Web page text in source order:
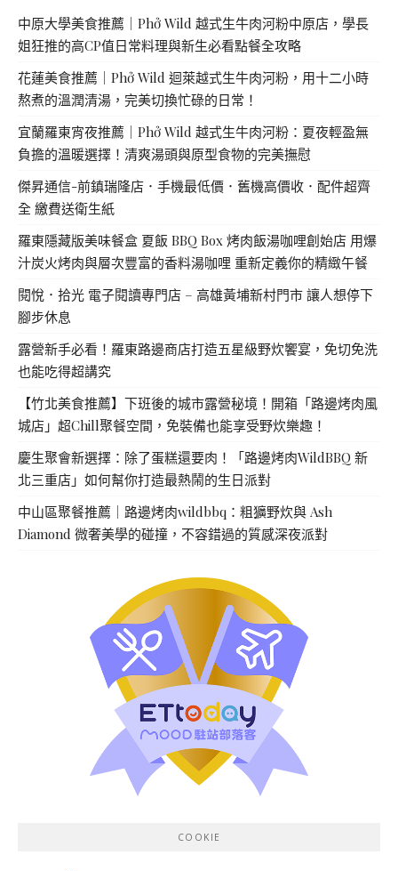
中原大學美食推薦｜Phở Wild 越式生牛肉河粉中原店，學長
姐狂推的高CP值日常料理與新生必看點餐全攻略
花蓮美食推薦｜Phở Wild 迴萊越式生牛肉河粉，用十二小時
熬煮的溫潤清湯，完美切換忙碌的日常！
宜蘭羅東宵夜推薦｜Phở Wild 越式生牛肉河粉：夏夜輕盈無
負擔的溫暖選擇！清爽湯頭與原型食物的完美撫慰
傑昇通信-前鎮瑞隆店．手機最低價．舊機高價收．配件超齊
全 繳費送衛生紙
羅東隱藏版美味餐盒 夏飯 BBQ Box 烤肉飯湯咖哩創始店 用爆
汁炭火烤肉與層次豐富的香料湯咖哩 重新定義你的精緻午餐
閱悅．拾光 電子閱讀專門店 – 高雄黃埔新村門市 讓人想停下
腳步休息
露營新手必看！羅東路邊商店打造五星級野炊饗宴，免切免洗
也能吃得超講究
【竹北美食推薦】下班後的城市露營秘境！開箱「路邊烤肉風
城店」超Chill聚餐空間，免裝備也能享受野炊樂趣！
慶生聚會新選擇：除了蛋糕還要肉！「路邊烤肉WildBBQ 新
北三重店」如何幫你打造最熱鬧的生日派對
中山區聚餐推薦｜路邊烤肉wildbbq：粗獷野炊與 Ash
Diamond 微奢美學的碰撞，不容錯過的質感深夜派對
COOKIE